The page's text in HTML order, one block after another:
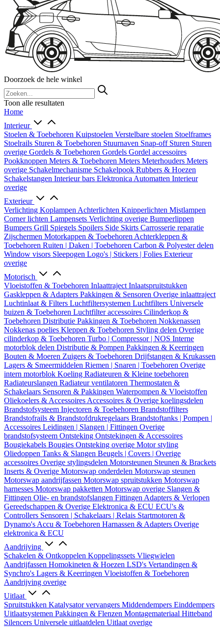
Doorzoek de hele winkel
Toon alle resultaten
Home
Interieur
Stoelen & Toebehoren Kuipstoelen Verstelbare stoelen Stoelframes
Stoelrails Sturen & Toebehoren Stuurnaven Snap-off Sturen Sturen
overige Gordels & Toebehoren Gordels Gordel accessoires
Pookknoppen Meters & Toebehoren Meters Meterhouders Meters
overige Schakelmechanisme Schakelpook Rubbers & Hoezen
Schakelstangen Interieur bars Elektronica Automatten Interieur
overige
Exterieur
Verlichting Koplampen Achterlichten Knipperlichten Mistlampen
Corner lichten Lampensets Verlichting overige Bumperlippen
Bumpers Grill Spiegels Spoilers Side Skirts Carrosserie reparatie
Zijschermen Motorkappen & Toebehoren Achterkleppen &
Toebehoren Ruiten | Daken | Toebehoren Carbon & Polyester delen
Window visors Sleepogen Logo's | Stickers | Folies Exterieur
overige
Motorisch
Vloeistoffen & Toebehoren Inlaattraject Inlaatspruitstukken
Gaskleppen & Adapters Pakkingen & Sensoren Overige inlaattraject
Luchtinlaat & Filters Luchtfiltersystemen Luchtfilters Universele
buizen & Toebehoren Luchtfilter accessoires Cilinderkop &
Toebehoren Distributie Pakkingen & Toebehoren Nokkenassen
Nokkenas poelies Kleppen & Toebehoren Styling delen Overige
cilinderkop & Toebehoren Turbo | Compressor | NOS Interne
motorblok delen Distributie & Pompen Pakkingen & Keerringen
Bouten & Moeren Zuigers & Toebehoren Drijfstangen & Krukassen
Lagers & Smeermiddelen Riemen | Snaren | Toebehoren Overige
intern motorblok Koeling Radiateuren & Kleine toebehoren
Radiateurslangen Radiateur ventilatoren Thermostaten &
Schakelaars Sensoren & Pakkingen Waterpompen & Vloeistoffen
Oliekoelers & Accessoires Accessoires & Overige koelingsdelen
Brandstofsysteem Injectoren & Toebehoren Brandstoffilters
Brandstofrails & Brandstofdrukregelaars Brandstoftanks | Pompen |
Accessoires Leidingen | Slangen | Fittingen Overige
brandstofsysteem Ontsteking Ontstekingen & Accessoires
Bougiekabels Bougies Ontsteking overige Motor styling
Oliedoppen Tanks & Slangen Beugels | Covers | Overige
accessoires Overige stylingsdelen Motorsteunen Steunen & Brackets
Inserts & Overige Motorswap onderdelen Motorswap steunen
Motorswap aandrijfassen Motorswap spruitstukken Motorswap
harnesses Motorswap pakketten Motorswap overige Slangen &
Fittingen Olie- en brandstofslangen Fittingen Adapters & Verlopen
Gereedschappen & Overige Elektronica & ECU ECU's &
Controllers Sensoren | Schakelaars | Relais Startmotoren &
Dynamo's Accu & Toebehoren Harnassen & Adapters Overige
elektronica & ECU
Aandrijving
Schakelen & Ontkoppelen Koppelingssets Vliegwielen
Aandrijfassen Homokineten & Hoezen LSD's Vertandingen &
Synchro's Lagers & Keerringen Vloeistoffen & Toebehoren
Aandrijving overige
Uitlaat
Spruitstukken Katalysator vervangers Middendempers Einddempers
Uitlaatsystemen Pakkingen & Flenzen Montagemateriaal Hitteband
Silencers Universele uitlaatdelen Uitlaat overige